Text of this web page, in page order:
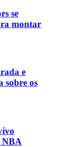
se
montar
e
sobre os
NBA